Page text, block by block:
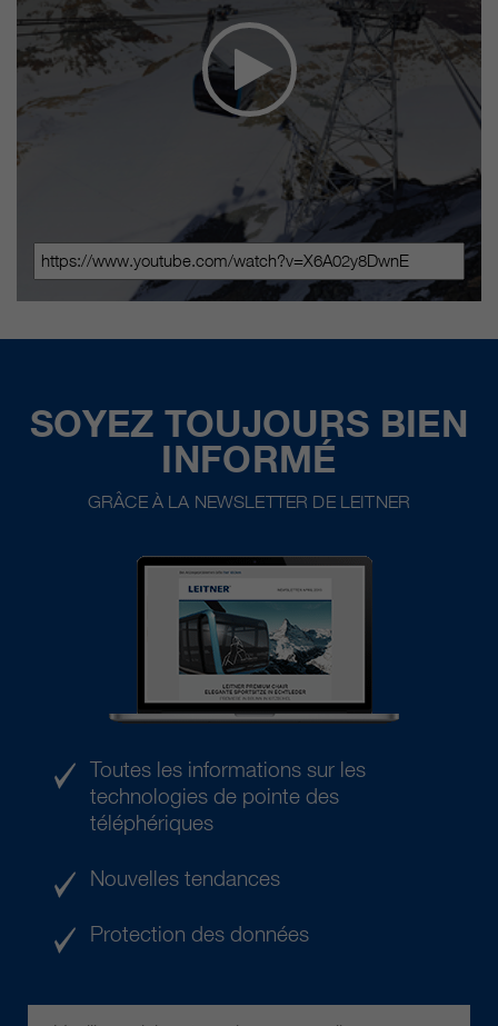
SOYEZ TOUJOURS BIEN
INFORMÉ
GRÂCE À LA NEWSLETTER DE LEITNER
Toutes les informations sur les
technologies de pointe des
téléphériques
Nouvelles tendances
Protection des données